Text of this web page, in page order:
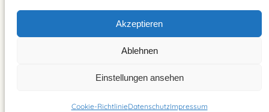
Akzeptieren
Ablehnen
Einstellungen ansehen
Cookie-RichtlinieDatenschutzImpressum
Brain Food Magazin – lebe bewusst 2026
Facebook